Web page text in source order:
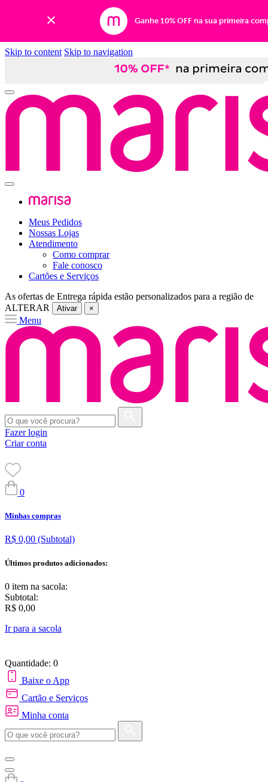
Ganhe 10% OFF na sua primeira
Skip to content Skip to navigation
Meus Pedidos
Nossas Lojas
Atendimento
Como comprar
Fale conosco
Cartões e Serviços
As ofertas de Entrega rápida estão personalizados para a região de
ALTERAR
Ativar ×
Menu
Fazer login
Criar conta
0
Minhas compras
R$ 0,00 (Subtotal)
Últimos produtos adicionados:
0 item na sacola:
Subtotal:
R$ 0,00
Ir para a sacola
Quantidade: 0
Baixe o App
Cartão e Serviços
Minha conta